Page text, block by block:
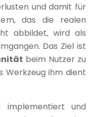
und damit für
das die realen
abbildet, wird als
Das Ziel ist
beim Nutzer zu
Werkzeug ihm dient
implementiert und